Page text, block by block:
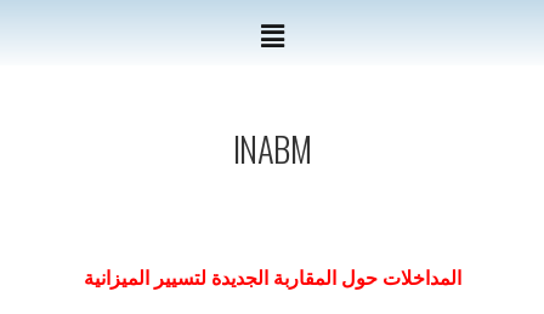
INABM
المداخلات حول المقاربة الجديدة لتسيير الميزانية